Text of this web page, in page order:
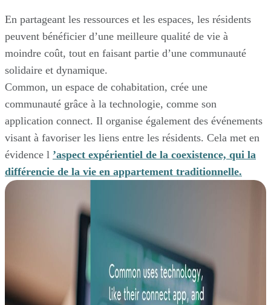
En partageant les ressources et les espaces, les résidents
peuvent bénéficier d’une meilleure qualité de vie à
moindre coût, tout en faisant partie d’une communauté
solidaire et dynamique.
Common, un espace de cohabitation, crée une
communauté grâce à la technologie, comme son
application connect. Il organise également des événements
visant à favoriser les liens entre les résidents. Cela met en
évidence l ’aspect expérientiel de la coexistence, qui la
différencie de la vie en appartement traditionnelle.